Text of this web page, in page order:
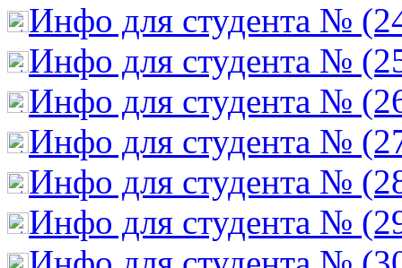
Инфо для студента №
Инфо для студента №
Инфо для студента №
Инфо для студента №
Инфо для студента №
Инфо для студента №